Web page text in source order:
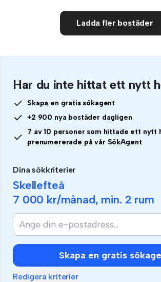
Ladda fler bostäder
Har du inte hittat ett nytt
Skapa en gratis sökagent
+2 900 nya bostäder dagligen
7 av 10 personer som hittade ett nytt
prenumererade på vår SökAgent
Dina sökkriterier
Skellefteå
7 000 kr/månad, min. 2 rum
Skapa en gratis
Redigera kriterier